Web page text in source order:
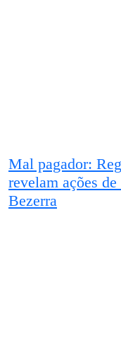
Mal pagador:
revelam ações
Bezerra